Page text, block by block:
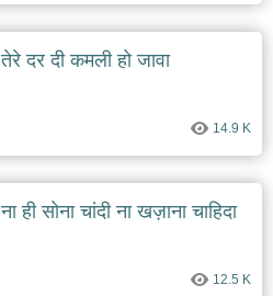
तेरे दर दी कमली हो जावा
14.9 K
ना ही सोना चांदी ना खज़ाना चाहिदा
12.5 K